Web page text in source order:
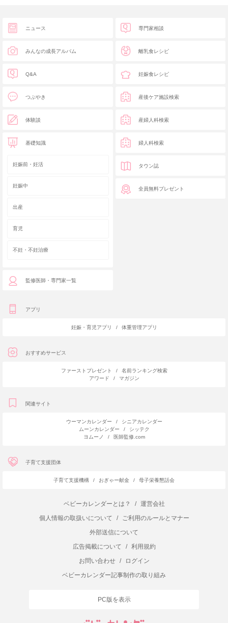
ニュース
みんなの成長アルバム
Q&A
つぶやき
体験談
基礎知識
妊娠前・妊活
妊娠中
出産
育児
不妊・不妊治療
監修医師・専門家一覧
専門家相談
離乳食レシピ
妊娠食レシピ
産後ケア施設検索
産婦人科検索
婦人科検索
タウン誌
全員無料プレゼント
アプリ
妊娠・育児アプリ / 体重管理アプリ
おすすめサービス
ファーストプレゼント /
名前ランキング検索
アワード
/ マガジン
関連サイト
ウーマンカレンダー /
シニアカレンダー
ムーンカレンダー
/
シッテク
ヨムーノ
/ 医師監修.com
子育て支援団体
子育て支援機構 / おぎゃー献金 / 母子栄養懇話会
ベビーカレンダーとは？ /
運営会社
個人情報の取扱いについて
/
ご利用のルールとマナー
外部送信について
広告掲載について
/
利用規約
お問い合わせ
/
ログイン
ベビーカレンダー記事制作の取り組み
PC版を表示